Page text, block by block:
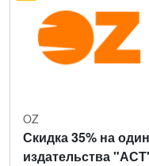
OZ
Скидка 35% на
издательства